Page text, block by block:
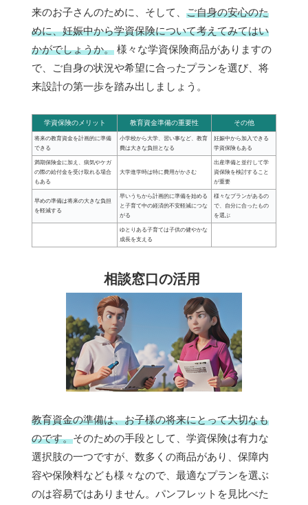
来のお子さんのために、そして、 ご自身の安心のた
めに、妊娠中から学資保険について考えてみてはい
かがでしょうか。 様々な学資保険商品がありますの
で、ご自身の状況や希望に合ったプランを選び、将
来設計の第一歩を踏み出しましょう。
学資保険のメリット 教育資金準備の重要性 その他
将来の教育資金を計画的に準備
できる
小学校から大学、習い事など、教育
費は大きな負担となる
妊娠中から加入できる
学資保険もある
満期保険金に加え、病気やケガ
の際の給付金を受け取れる場合
もある
大学進学時は特に費用がかさむ
出産準備と並行して学
資保険を検討すること
が重要
早めの準備は将来の大きな負担
を軽減する
早いうちから計画的に準備を始める
と子育て中の経済的不安軽減につな
がる
様々なプランがあるの
で、自分に合ったもの
を選ぶ
ゆとりある子育ては子供の健やかな
成長を支える
相談窓口の活用
教育資金の準備は、お子様の将来にとって大切なも
のです。そのための手段として、学資保険は有力な
選択肢の一つですが、数多くの商品があり、保障内
容や保険料なども様々なので、最適なプランを選ぶ
のは容易ではありません。パンフレットを見比べた